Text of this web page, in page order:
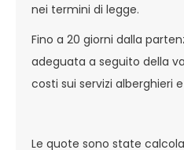
nei termini di legge.
Fino a 20 giorni dalla
adeguata a seguito della
costi sui servizi alberghieri
Le quote sono state